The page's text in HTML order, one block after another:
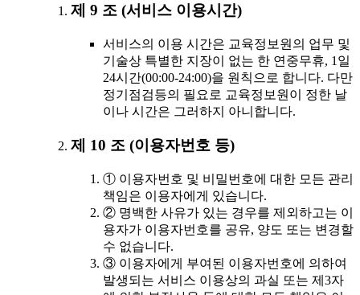
제 9 조 (서비스 이용시간)
서비스의 이용 시간은 교육정보원의 업무 및
기술상 특별한 지장이 없는 한 연중무휴, 1일
24시간(00:00-24:00)을 원칙으로 합니다. 다만
정기점검등의 필요로 교육정보원이 정한 날
이나 시간은 그러하지 아니합니다.
제 10 조 (이용자번호 등)
① 이용자번호 및 비밀번호에 대한 모든 관리
책임은 이용자에게 있습니다.
② 명백한 사유가 있는 경우를 제외하고는 이
용자가 이용자번호를 공유, 양도 또는 변경할
수 없습니다.
③ 이용자에게 부여된 이용자번호에 의하여
발생되는 서비스 이용상의 과실 또는 제3자